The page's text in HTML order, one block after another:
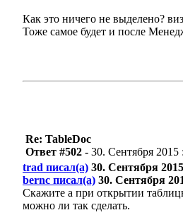
Как это ничего не выделено?
Тоже самое будет и после
Re: TableDoc
Ответ #502 - 30. Сентября 2015
trad писал(а) 30. Сентября
bernc писал(а) 30. Сентября
Скажите а при открытии
можно ли так сделать.